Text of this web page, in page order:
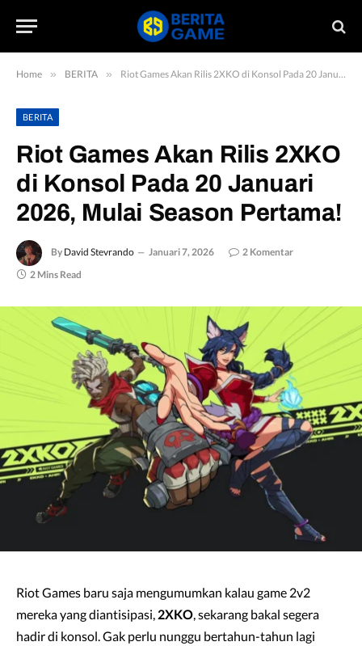
Home » BERITA » Riot Games Akan Rilis 2XKO di Konsol Pada 20 Januari 2026, Mulai Season Pertama!
BERITA
Riot Games Akan Rilis 2XKO
di Konsol Pada 20 Januari
2026, Mulai Season Pertama!
By David Stevrando Januari 7, 2026
2 Komentar
2 Mins Read
Riot Games baru saja mengumumkan kalau game 2v2
mereka yang diantisipasi, 2XKO , sekarang bakal segera
hadir di konsol. Gak perlu nunggu bertahun-tahun lagi